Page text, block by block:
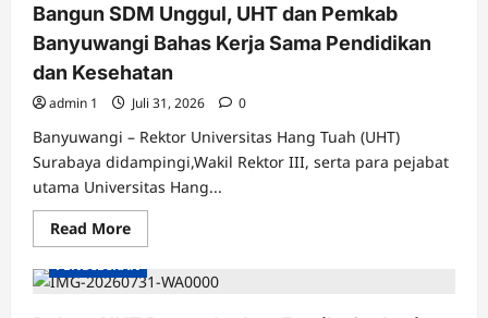
Bangun SDM Unggul, UHT dan Pemkab
Banyuwangi Bahas Kerja Sama Pendidikan
dan Kesehatan
admin 1 Juli 31, 2026 0
Banyuwangi – Rektor Universitas Hang Tuah (UHT)
Surabaya didampingi,Wakil Rektor III, serta para pejabat
utama Universitas Hang...
Read MoreRead
more
Bangun
SDM
PENDIDIKAN